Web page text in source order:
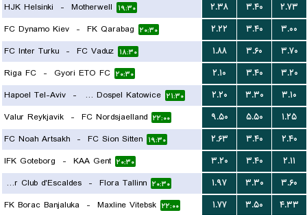
HJK Helsinki - Motherwell ۱۹:۳۰ ۲.۳۸ ۳.۴۰
۲.۷۳
FC Dynamo Kiev - FK Qarabag ۲۰:۳۰ ۲.۲۲ ۳.۴۰
۳.۰۰
FC Inter Turku - FC Vaduz ۱۸:۳۰ ۱.۸۸ ۳.۶۰
۳.۷۰
Riga FC - Gyori ETO FC ۲۰:۳۰ ۲.۱۰ ۳.۴۰
۳.۲۰
Hapoel Tel-Aviv - GKS Dospel Katowice ۲۱:۳۰ ۲.۲۰ ۳.۳۰
۳.۱۰
Valur Reykjavik - FC Nordsjaelland ۲۲:۰۰ ۹.۵۰ ۵.۵۰
۱.۲۵
FC Noah Artsakh - FC Sion Sitten ۱۹:۳۰ ۲.۶۳ ۳.۴۰
۲.۴۰
IFK Goteborg - KAA Gent ۲۰:۳۰ ۳.۲۰ ۳.۴۰
۲.۱۱
Inter Club d'Escaldes
- Flora Tallinn ۲۰:۳۰ ۱.۹۷ ۳.۳۰
۳.۶۰
FK Borac Banjaluka - Maxline Vitebsk ۲۲:۰۰ ۱.۷۷ ۳.۵۰
۴.۳۳